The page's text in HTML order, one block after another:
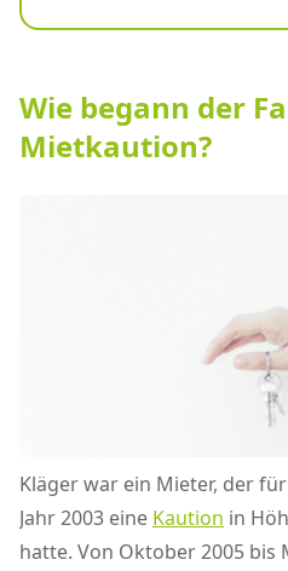
Wie begann der
Mietkaution?
Kläger war ein Mieter, der
Jahr 2003 eine Kaution in
hatte. Von Oktober 2005 bis